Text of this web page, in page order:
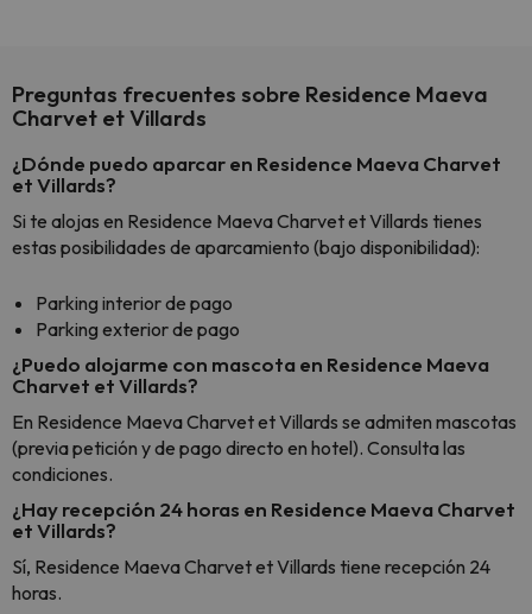
Preguntas frecuentes sobre Residence Maeva
Charvet et Villards
¿Dónde puedo aparcar en Residence Maeva Charvet
et Villards?
Si te alojas en Residence Maeva Charvet et Villards tienes
estas posibilidades de aparcamiento (bajo disponibilidad):
Parking interior de pago
Parking exterior de pago
¿Puedo alojarme con mascota en Residence Maeva
Charvet et Villards?
En Residence Maeva Charvet et Villards se admiten mascotas
(previa petición y de pago directo en hotel). Consulta las
condiciones.
¿Hay recepción 24 horas en Residence Maeva Charvet
et Villards?
Sí, Residence Maeva Charvet et Villards tiene recepción 24
horas.